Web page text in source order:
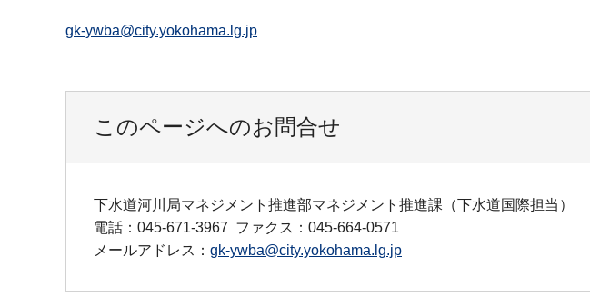
gk-ywba@city.yokohama.lg.jp
このページへのお問合せ
下水道河川局マネジメント推進部マネジメント推進課（下水道国際担当）
電話：045-671-3967 ファクス：045-664-0571
メールアドレス： gk-ywba@city.yokohama.lg.jp